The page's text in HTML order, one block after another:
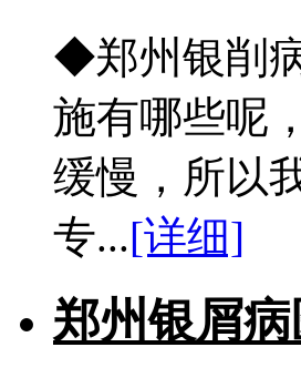
◆郑州银削
施有哪些呢
缓慢，所以
专...[详细]
郑州银屑